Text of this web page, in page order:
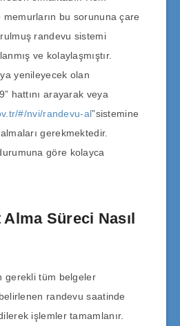
bu sorununa çare
randevu sistemi
ve kolaylaşmıştır.
yenileyecek olan
hattını arayarak veya
#/nvi/randevu-al”sistemine
gerekmektedir.
göre kolayca
Süreci Nasıl
gerekli tüm belgeler
randevu saatinde
işlemler tamamlanır.